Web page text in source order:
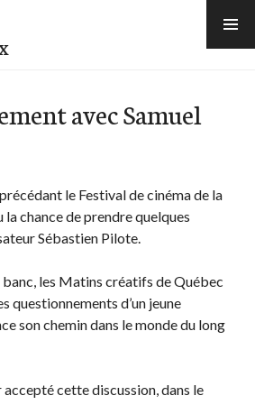
avec Samuel
le Festival de cinéma de la
la chance de prendre quelques
Sébastien Pilote.
les Matins créatifs de Québec
questionnements d’un jeune
son chemin dans le monde du long
accepté cette discussion, dans le